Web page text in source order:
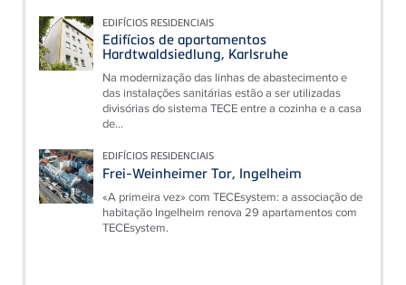
EDIFÍCIOS RESIDENCIAIS
Edifícios de apartamentos
Hardtwaldsiedlung, Karlsruhe
Na modernização das linhas de abastecimento e
das instalações sanitárias estão a ser utilizadas
divisórias do sistema TECE entre a cozinha e a casa
de...
EDIFÍCIOS RESIDENCIAIS
Frei-Weinheimer Tor, Ingelheim
«A primeira vez» com TECEsystem: a associação de
habitação Ingelheim renova 29 apartamentos com
TECEsystem.